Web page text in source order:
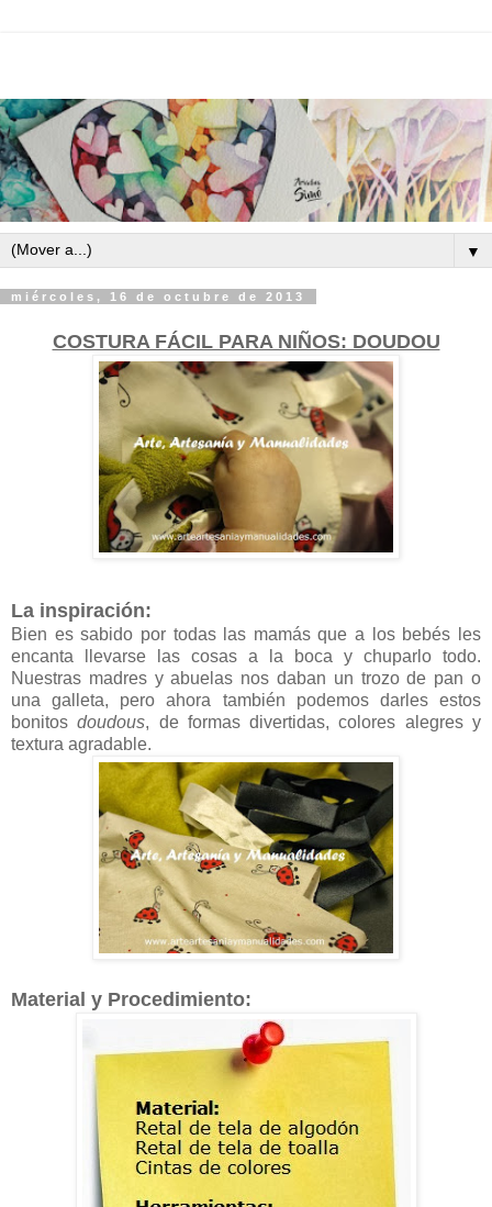
▼
miércoles, 16 de octubre de 2013
COSTURA FÁCIL PARA NIÑOS: DOUDOU
La inspiración:
Bien es sabido por todas las mamás que a los bebés les
encanta llevarse las cosas a la boca y chuparlo todo.
Nuestras madres y abuelas nos daban un trozo de pan o
una galleta, pero ahora también podemos darles estos
bonitosdoudous, de formas divertidas, colores alegres y
textura agradable.
Material y Procedimiento: